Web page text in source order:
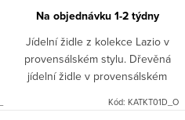
Na objednávku 1-2 týdny
Jídelní židle z kolekce Lazio v
provensálském stylu. Dřevěná
jídelní židle v provensálském
barvě ořechu se vyznačuje díky
Kód: KATKT01D_O